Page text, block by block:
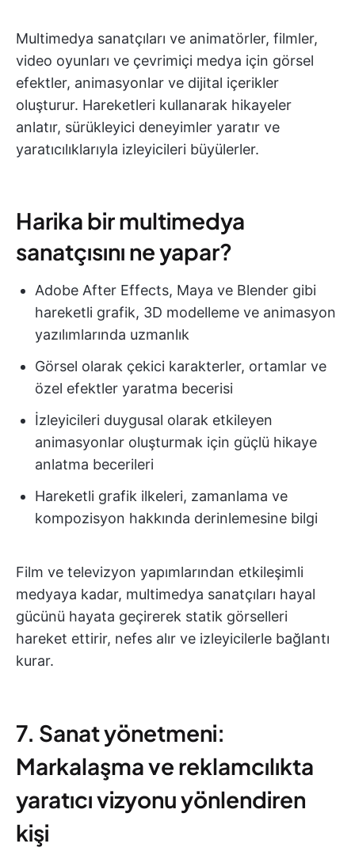
Multimedya sanatçıları ve animatörler, filmler,
video oyunları ve çevrimiçi medya için görsel
efektler, animasyonlar ve dijital içerikler
oluşturur. Hareketleri kullanarak hikayeler
anlatır, sürükleyici deneyimler yaratır ve
yaratıcılıklarıyla izleyicileri büyülerler.
Harika bir multimedya
sanatçısını ne yapar?
Adobe After Effects, Maya ve Blender gibi
hareketli grafik, 3D modelleme ve animasyon
yazılımlarında uzmanlık
Görsel olarak çekici karakterler, ortamlar ve
özel efektler yaratma becerisi
İzleyicileri duygusal olarak etkileyen
animasyonlar oluşturmak için güçlü hikaye
anlatma becerileri
Hareketli grafik ilkeleri, zamanlama ve
kompozisyon hakkında derinlemesine bilgi
Film ve televizyon yapımlarından etkileşimli
medyaya kadar, multimedya sanatçıları hayal
gücünü hayata geçirerek statik görselleri
hareket ettirir, nefes alır ve izleyicilerle bağlantı
kurar.
7. Sanat yönetmeni:
Markalaşma ve reklamcılıkta
yaratıcı vizyonu yönlendiren
kişi